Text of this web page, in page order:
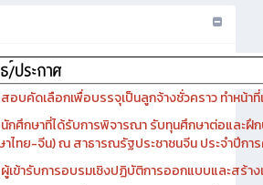
อบคัดเลือกเพื่อบรรจุเป็นลูกจ้างชั่วคราว ทำหน้าที่
กศึกษาที่ได้รับการพิจารณา รับทุนศึกษาต่อและฝึ
ไทย-จีน) ณ สาธารณรัฐประชาชนจีน ประจำปีก